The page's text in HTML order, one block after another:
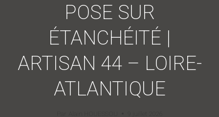
POSE SUR
ÉTANCHÉITÉ |
ARTISAN 44 – LOIRE-
ATLANTIQUE